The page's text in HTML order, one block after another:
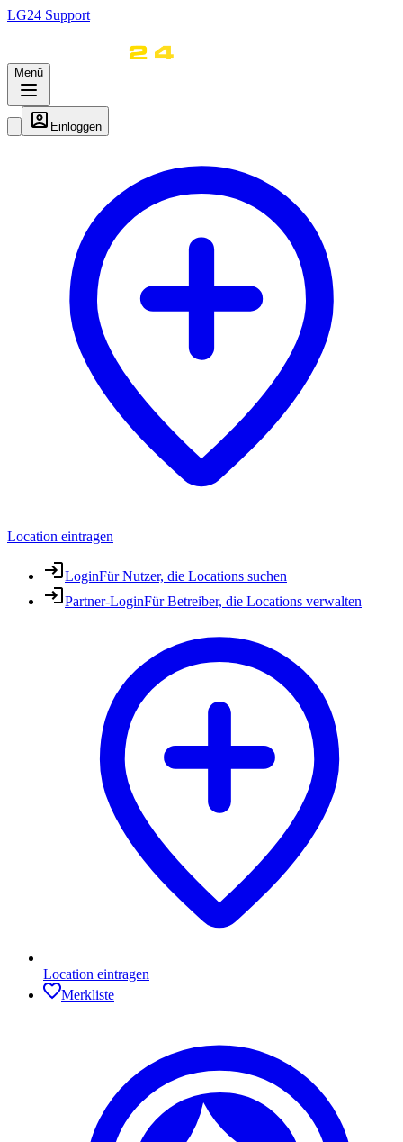
LG24 Support
Menü
Einloggen
Location eintragen
LoginFür Nutzer, die Locations suchen
Partner-LoginFür Betreiber, die Locations verwalten
Location eintragen
Merkliste